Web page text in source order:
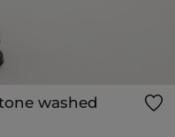
washed